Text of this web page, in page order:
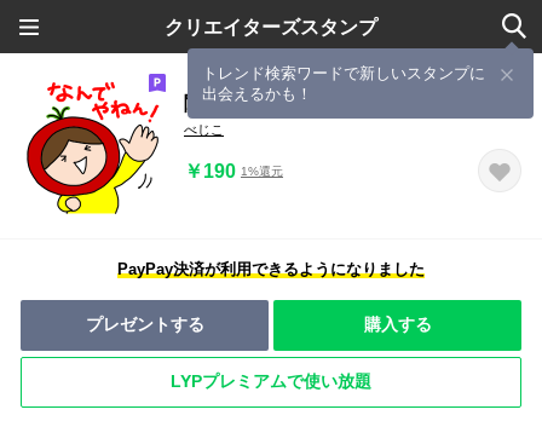
クリエイターズスタンプ
トレンド検索ワードで新しいスタンプに
出会えるかも！
関西弁べじこ
べじこ
￥190 1%還元
PayPay決済が利用できるようになりました
プレゼントする 購入する
LYPプレミアムで使い放題